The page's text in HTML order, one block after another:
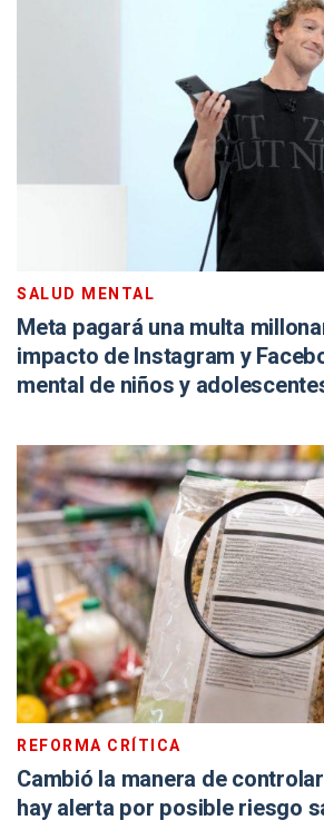
SALUD MENTAL
Meta pagará una multa
impacto de Instagram y
mental de niños y
REFORMA CRÍTICA
Cambió la manera de
hay alerta por posible riesgo